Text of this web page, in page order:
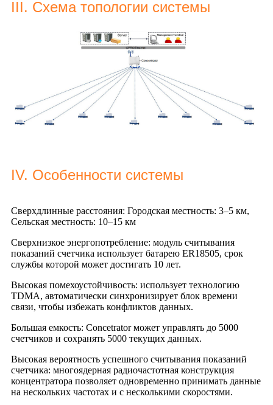
III. Схема топологии системы
IV. Особенности системы
Сверхдлинные расстояния: Городская местность: 3–5 км,
Сельская местность: 10–15 км
Сверхнизкое энергопотребление: модуль считывания
показаний счетчика использует батарею ER18505, срок
службы которой может достигать 10 лет.
Высокая помехоустойчивость: использует технологию
TDMA, автоматически синхронизирует блок времени
связи, чтобы избежать конфликтов данных.
Большая емкость: Concetrator может управлять до 5000
счетчиков и сохранять 5000 текущих данных.
Высокая вероятность успешного считывания показаний
счетчика: многоядерная радиочастотная конструкция
концентратора позволяет одновременно принимать данные
на нескольких частотах и ​​с несколькими скоростями.